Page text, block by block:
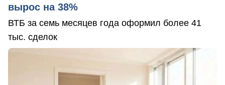
вырос на 38%
ВТБ за семь месяцев года оформил более 41
тыс. сделок